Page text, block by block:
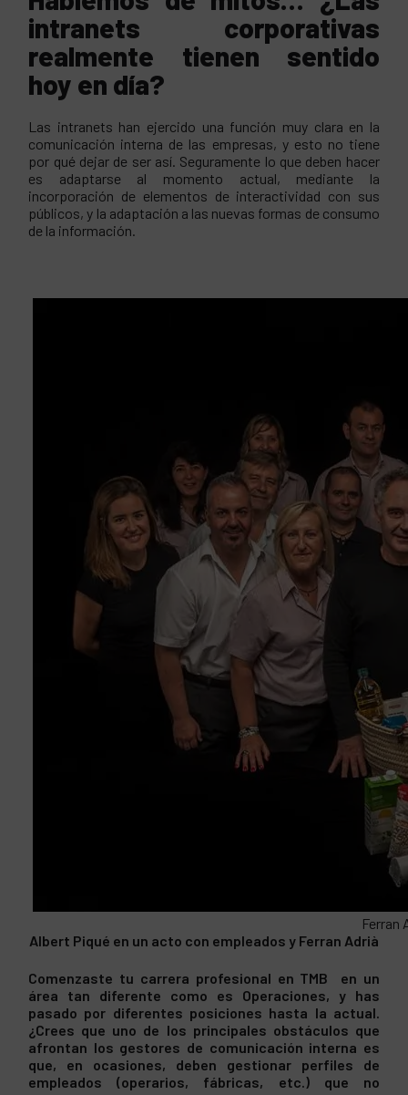
intranets corporativas
realmente tienen sentido
hoy en día?
Las intranets han ejercido una función muy clara en la
comunicación interna de las empresas, y esto no tiene
por qué dejar de ser así. Seguramente lo que deben hacer
es adaptarse al momento actual, mediante la
incorporación de elementos de interactividad con sus
públicos, y la adaptación a las nuevas formas de consumo
de la información.
Ferran
Albert Piqué en un acto con empleados y Ferran Adrià
Comenzaste tu carrera profesional en TMB en un
área tan diferente como es Operaciones, y has
pasado por diferentes posiciones hasta la actual.
¿Crees que uno de los principales obstáculos que
afrontan los gestores de comunicación interna es
que, en ocasiones, deben gestionar perfiles de
empleados (operarios, fábricas, etc.) que no